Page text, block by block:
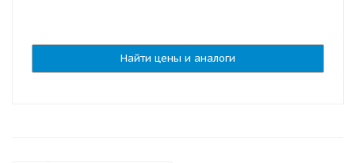
Найти цены и аналоги